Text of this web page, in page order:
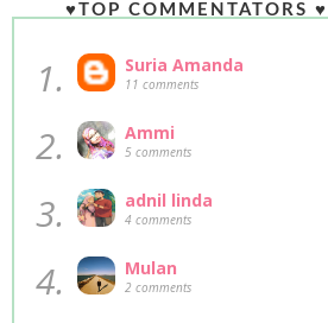
♥TOP COMMENTATORS ♥
1. Suria Amanda
11 comments
2. Ammi
5 comments
3. adnil linda
4 comments
4. Mulan
2 comments